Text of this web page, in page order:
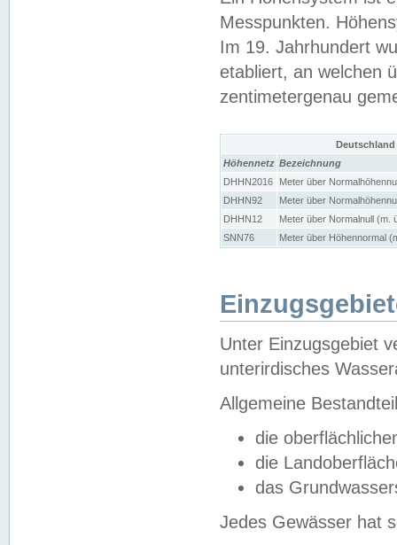
Messpunkten.
Im 19. Jahrhundert
etabliert, an welchen
zentimetergenau
Höhennetz Bezeichnung
DHHN2016
Meter über
DHHN92
Meter über
DHHN12
Meter über Normalnull (m.
SNN76
Meter über Höhennormal
Unter Einzugsgebiet
unterirdisches
Allgemeine
die
die
das
Jedes Gewässer hat